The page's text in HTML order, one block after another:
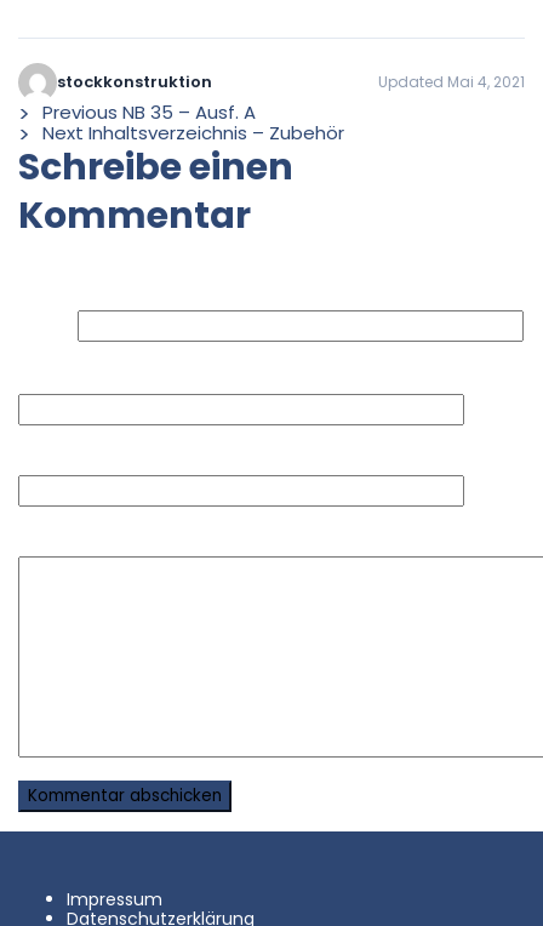
stockkonstruktion Updated Mai 4, 2021
Previous NB 35 – Ausf. A
Next Inhaltsverzeichnis – Zubehör
Schreibe einen
Kommentar
Impressum
Datenschutzerklärung